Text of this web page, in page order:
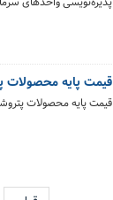
قیمت پایه محصولات
قیمت پایه محصولات